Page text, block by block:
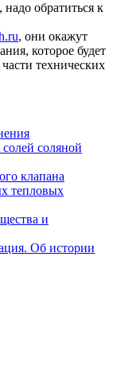
обратиться к
, они окажут
которое будет
технических
соляной
клапана
тепловых
и
Об истории